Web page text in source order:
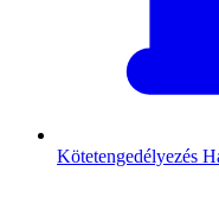
Kötetengedélyezés